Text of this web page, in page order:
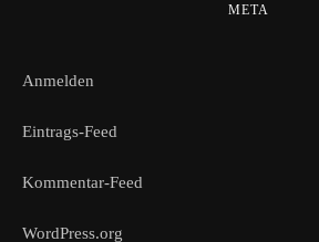
META
Anmelden
Eintrags-Feed
Kommentar-Feed
WordPress.org